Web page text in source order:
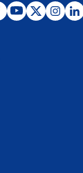
Ministro de